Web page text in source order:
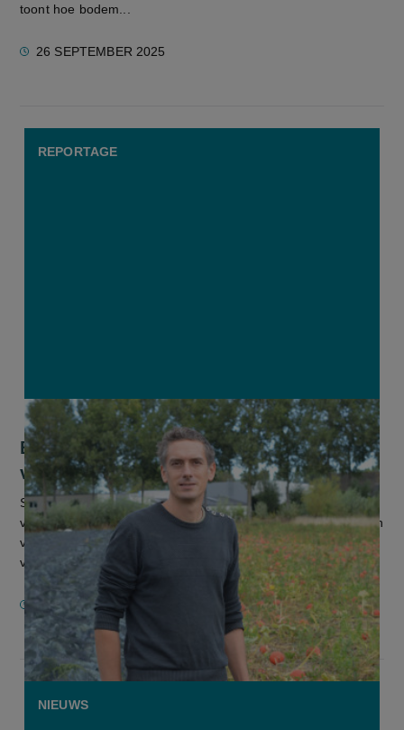
toont hoe bodem...
26 SEPTEMBER 2025
Bioboer uit Knokke-Heist in de running
voor beste bioboerderij van Europa
Slechts drie mannen en drie vrouwen zijn nog in de running
voor de prijs van beste bioboer bij de EU Organic Awards. Eén
van hen is onze landgenoot Lieven Devreese (37), eigenaar
van de CSA-...
9 SEPTEMBER 2025
REPORTAGE
NIEUWS